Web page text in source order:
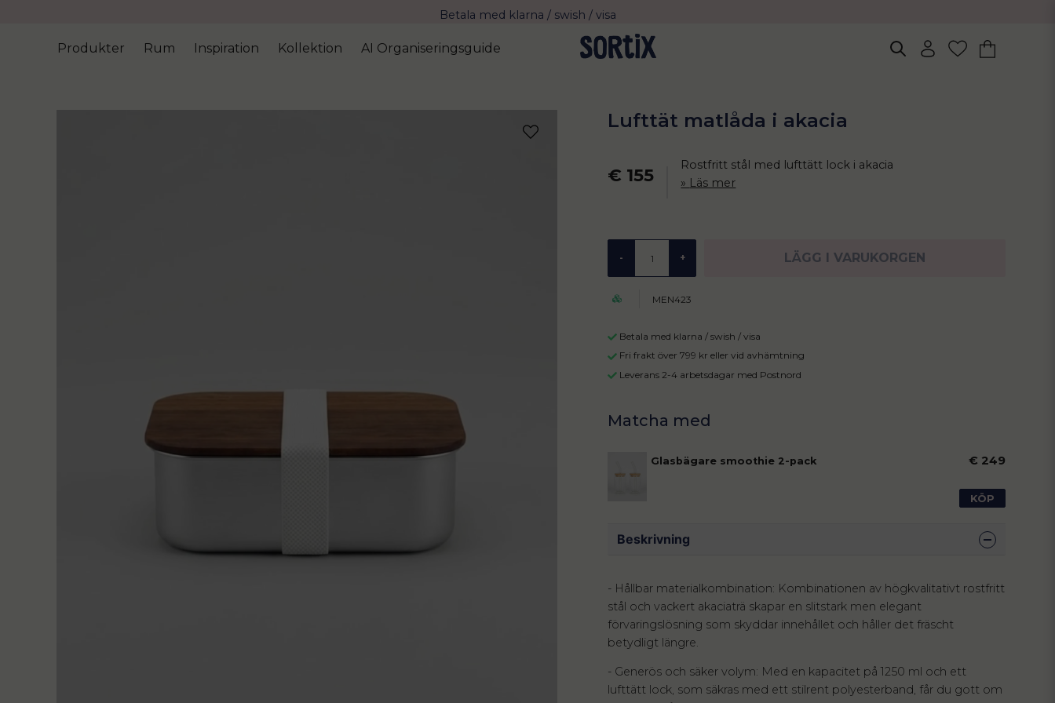
Fri frakt över 799 kr eller vid avhämtning
Leverans 2-4 arbetsdagar med Postnord
Produkter Rum Inspiration Kollektion AI Organiseringsguide
Lufttät matlåda i akacia
€ 155
Rostfritt stål med lufttätt lock i akacia
Läs mer
- + LÄGG I VARUKORGEN
MEN423
Betala med klarna / swish / visa
Fri frakt över 799 kr eller vid avhämtning
Leverans 2-4 arbetsdagar med Postnord
Glasbägare smoothie 2-pack € 249
KÖP
Beskrivning
- Hållbar materialkombination: Kombinationen av högkvalitativt rostfritt
stål och vackert akaciaträ skapar en slitstark men elegant
förvaringslösning som skyddar innehållet och håller det fräscht
betydligt längre.
- Generös och säker volym: Med en kapacitet på 1250 ml och ett
lufttätt lock, som säkras med ett stilrent polyesterband, får du gott om